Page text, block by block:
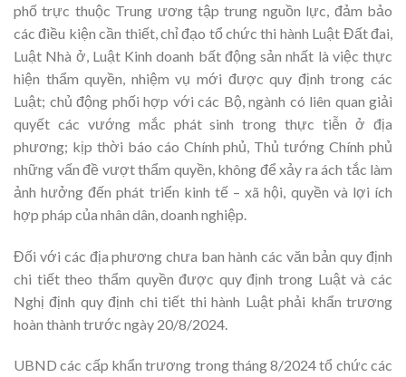
phố trực thuộc Trung ương tập trung nguồn lực, đảm bảo
các điều kiện cần thiết, chỉ đạo tổ chức thi hành Luật Đất đai,
Luật Nhà ở, Luật Kinh doanh bất động sản nhất là việc thực
hiện thẩm quyền, nhiệm vụ mới được quy định trong các
Luật; chủ động phối hợp với các Bộ, ngành có liên quan giải
quyết các vướng mắc phát sinh trong thực tiễn ở địa
phương; kịp thời báo cáo Chính phủ, Thủ tướng Chính phủ
những vấn đề vượt thẩm quyền, không để xảy ra ách tắc làm
ảnh hưởng đến phát triển kinh tế – xã hội, quyền và lợi ích
hợp pháp của nhân dân, doanh nghiệp.
Đối với các địa phương chưa ban hành các văn bản quy định
chi tiết theo thẩm quyền được quy định trong Luật và các
Nghị định quy định chi tiết thi hành Luật phải khẩn trương
hoàn thành trước ngày 20/8/2024.
UBND các cấp khẩn trương trong tháng 8/2024 tổ chức các